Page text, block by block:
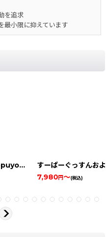
を追求
最小限に抑えています
]
すーぱーぐっすんお
7,980円～(税込)